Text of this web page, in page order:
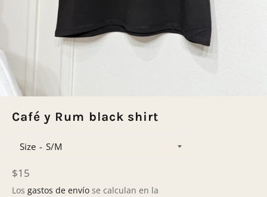
Café y Rum black shirt
Size
Precio
habitual
$15
Los gastos de envío se calculan en la